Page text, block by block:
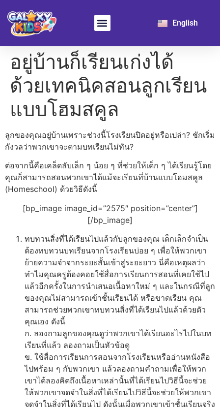
English
한국어
อยู่บ้านก็เรียนเก่งได้
ด้วยเทคนิคสอนลูกเรียน
แบบโฮมสคูล
ลูกของคุณอยู่บ้านเพราะช่วงนี้โรงเรียนปิดอยู่หรือเปล่า? ชักเริ่ม
กังวลว่าพวกเขาจะตามบทเรียนไม่ทัน?
ต่อจากนี้คือเคล็ดลับเล็ก ๆ น้อย ๆ ที่ช่วยให้เด็ก ๆ ได้เรียนรู้โดย
คุณก็สามารถสอนพวกเขาได้แม้จะเรียนที่บ้านแบบโฮมสคูล
(Homeschool) ด้วยวิธีดังนี้
[bp_image image_id=”2575″ position=”center”]
[/bp_image]
ทบทวนสิ่งที่ได้เรียนไปแล้วกับลูกของคุณ เด็กเล็กจำเป็น
ต้องทบทวนบทเรียนจากโรงเรียนบ่อย ๆ เพื่อให้พวกเขา
ย้ายความจำจากระยะสั้นเข้าสู่ระยะยาว นี่คือเหตุผลว่า
ทำไมคุณครูต้องคอยใช้สื่อการเรียนการสอนที่เคยใช้ไป
แล้วอีกครั้งในการนำเสนอเนื้อหาใหม่ ๆ และในกรณีที่ลูก
ของคุณไม่สามารถเข้าชั้นเรียนได้ หรือขาดเรียน คุณ
สามารถช่วยพวกเขาทบทวนสิ่งที่ได้เรียนไปแล้วด้วยตัว
คุณเอง ดังนี้
ก. ลองถามลูกของคุณดูว่าพวกเขาได้เรียนอะไรไปในบท
เรียนที่แล้ว ลองถามเป็นหัวข้อดู
ข. ใช้สื่อการเรียนการสอนจากโรงเรียนหรืออ่านหนังสือ
ไปพร้อม ๆ กับพวกเขา แล้วลองถามคำถามเพื่อให้พวก
เขาได้ลองคิดถึงเนื้อหาเหล่านั้นที่ได้เรียนไปวิธีนี้จะช่วย
ให้พวกเขาจดจำในสิ่งที่ได้เรียนไปวิธีนี้จะช่วยให้พวกเขา
จดจำในสิ่งที่ได้เรียนไป ดังนั้นเมื่อพวกเขาเข้าชั้นเรียนจริง